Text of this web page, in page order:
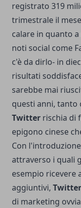
registrato 319
trimestrale il
calare in quanto
noti social come
c'è da dirlo- in
risultati
sarebbe mai
questi anni, tanto
Twitter rischia di
epigono cinese
Con
attraverso i quali
esempio ricevere
aggiuntivi, Twitter
di marketing